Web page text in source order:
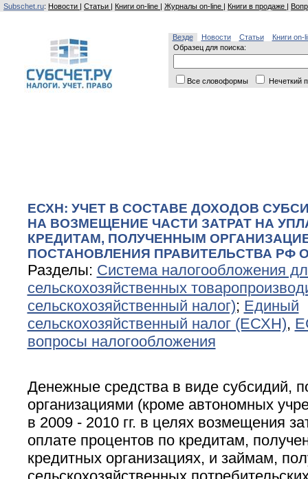
Subschet.ru: Новости | Статьи | Книги on-line | Журналы on-line | Книги в продаже |
Везде Новости Статьи
Книги on-
Образец для поиска:
Все словоформы Нечеткий
ЕСХН: УЧЕТ В СОСТАВЕ ДОХОДОВ
НА ВОЗМЕЩЕНИЕ ЧАСТИ ЗАТРАТ НА
КРЕДИТАМ, ПОЛУЧЕННЫМ
ПОСТАНОВЛЕНИЯ ПРАВИТЕЛЬСТВА РФ ОТ
Разделы: Система налогообложения
сельскохозяйственных
сельскохозяйственный налог); Единый
сельскохозяйственный налог (ЕСХН),
вопросы налогообложения
Денежные средства в виде субсидий,
организациями (кроме автономных
в 2009 - 2010 гг. в целях возмещения
оплате процентов по кредитам,
кредитных организациях, и займам,